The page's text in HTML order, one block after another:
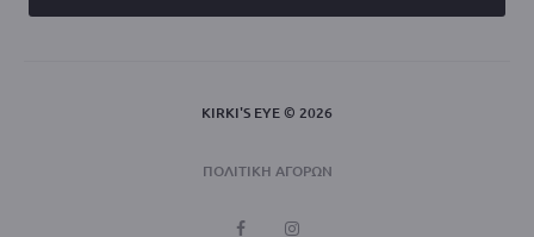
KIRKI'S EYE © 2026
ΠΟΛΙΤΙΚΗ ΑΓΟΡΩΝ
I